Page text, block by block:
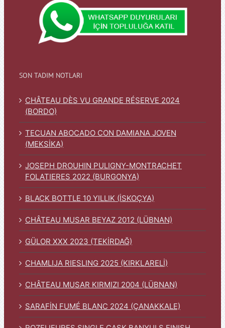
SON TADIM NOTLARI
CHÂTEAU DÈS VU GRANDE RÉSERVE 2024
(BORDO)
TECUAN ABOCADO CON DAMIANA JOVEN
(MEKSİKA)
JOSEPH DROUHIN PULIGNY-MONTRACHET
FOLATIERES 2022 (BURGONYA)
BLACK BOTTLE 10 YILLIK (İSKOÇYA)
CHÂTEAU MUSAR BEYAZ 2012 (LÜBNAN)
GÜLOR XXX 2023 (TEKİRDAĞ)
CHAMLIJA RIESLING 2025 (KIRKLARELİ)
CHÂTEAU MUSAR KIRMIZI 2004 (LÜBNAN)
SARAFİN FUMÉ BLANC 2024 (ÇANAKKALE)